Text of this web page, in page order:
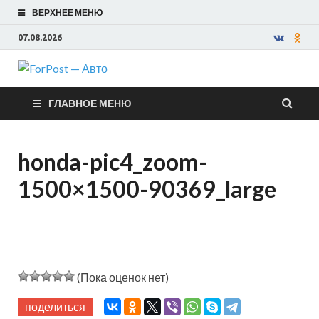
ВЕРХНЕЕ МЕНЮ
07.08.2026
ForPost —
Авто
ГЛАВНОЕ МЕНЮ
honda-pic4_zoom-
1500×1500-90369_large
(Пока оценок нет)
поделиться